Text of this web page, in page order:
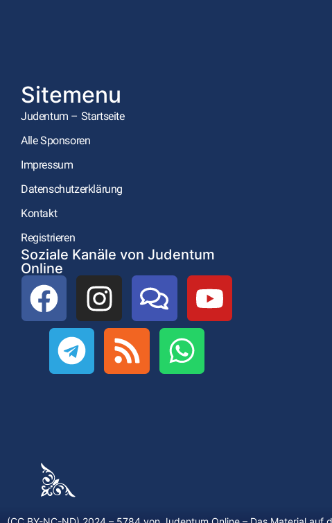
Sitemenu
Judentum – Startseite
Alle Sponsoren
Impressum
Datenschutzerklärung
Kontakt
Registrieren
Soziale Kanäle von Judentum
Online